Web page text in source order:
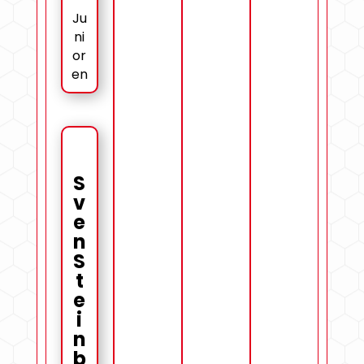
Ju
ni
or
en
S
v
e
n
S
t
e
i
n
b